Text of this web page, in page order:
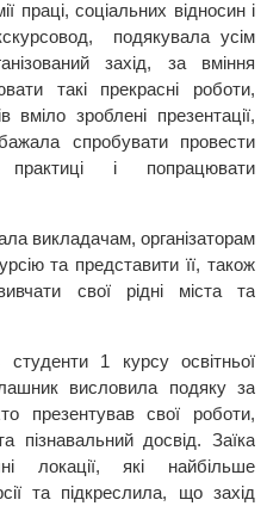
праці, соціальних відносин і
подякувала усім
захід, за вміння
такі прекрасні роботи,
зроблені презентації,
спробувати провести
практиці і попрацювати
викладачам, організаторам
та представити її, також
свої рідні міста та
1 курсу освітньої
висловила подяку за
презентував свої роботи,
пізнавальний досвід. Заїка
локації, які найбільше
та підкреслила, що захід